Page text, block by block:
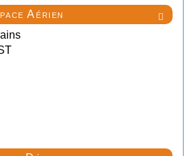

Aérien